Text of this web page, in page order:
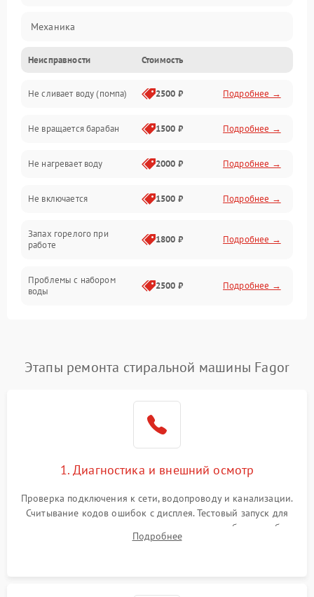
Механика
Электропитание
Водоснабжение
Слив
Программное обеспечение
Неисправности Стоимость
Не сливает воду (помпа) 2500 ₽ Подробнее →
Не вращается барабан 1500 ₽ Подробнее →
Не нагревает воду 2000 ₽ Подробнее →
Не включается 1500 ₽ Подробнее →
Запах горелого при
работе
1800 ₽ Подробнее →
Проблемы с набором
воды
2500 ₽ Подробнее →
Замена платы управления Подробнее →
Этапы ремонта стиральной машины Fagor
1. Диагностика и внешний осмотр
Проверка подключения к сети, водопроводу и канализации.
Считывание кодов ошибок с дисплея. Тестовый запуск для
выявления посторонних шумов, протечек или сбоев в работе
электронного модуля управления.
Подробнее